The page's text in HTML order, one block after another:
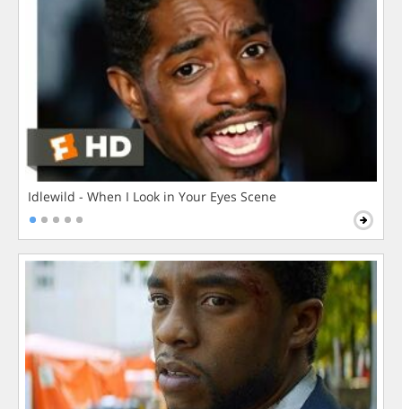
Idlewild - When I Look in Your Eyes Scene